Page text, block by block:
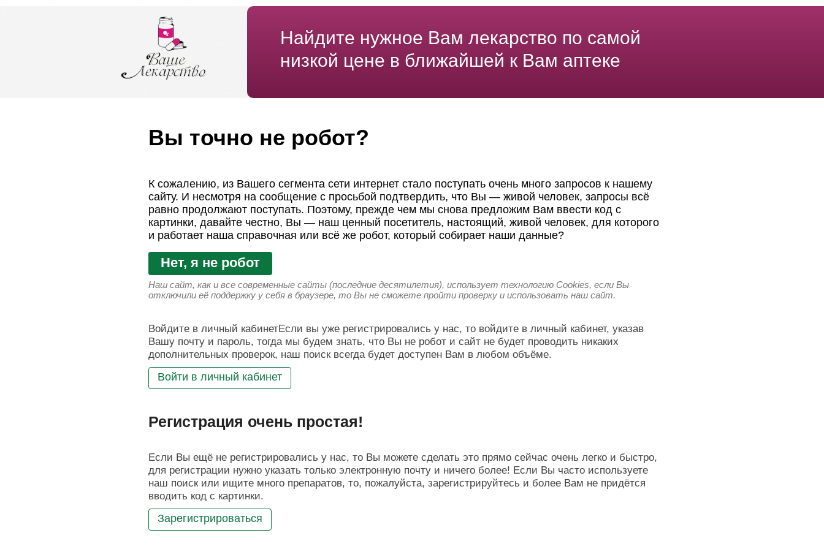
Найдите нужное Вам лекарство по самой
низкой цене в ближайшей к Вам аптеке
Вы точно не робот?
К сожалению, из Вашего сегмента сети интернет стало поступать очень много запросов к нашему
сайту. И несмотря на сообщение с просьбой подтвердить, что Вы — живой человек, запросы всё
равно продолжают поступать. Поэтому, прежде чем мы снова предложим Вам ввести код с
картинки, давайте честно, Вы — наш ценный посетитель, настоящий, живой человек, для которого
и работает наша справочная или всё же робот, который собирает наши данные?
Нет, я не робот
Наш сайт, как и все современные сайты (последние десятилетия), использует технологию Cookies, если Вы
отключили её поддержку у себя в браузере, то Вы не сможете пройти проверку и использовать наш сайт.
Войдите в личный кабинетЕсли вы уже регистрировались у нас, то войдите в личный кабинет, указав
Вашу почту и пароль, тогда мы будем знать, что Вы не робот и сайт не будет проводить никаких
дополнительных проверок, наш поиск всегда будет доступен Вам в любом объёме.
Войти в личный кабинет
Регистрация очень простая!
Если Вы ещё не регистрировались у нас, то Вы можете сделать это прямо сейчас очень легко и быстро,
для регистрации нужно указать только электронную почту и ничего более! Если Вы часто используете
наш поиск или ищите много препаратов, то, пожалуйста, зарегистрируйтесь и более Вам не придётся
вводить код с картинки.
Зарегистрироваться